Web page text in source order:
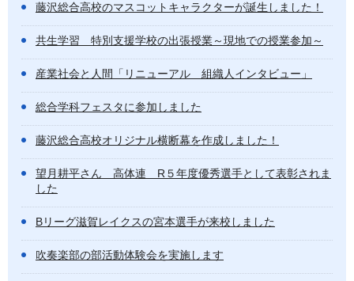
藤沢総合高校のマスコットキャラクターが誕生しました！
共生学習 特別支援学校の出張授業～現地での授業参加～
産業社会と人間「リニューアル 組織人インタビュー」
総合学科フェスタに参加しました
藤沢総合高校オリジナル横断幕を作成しました！
望月耕平さん 高体連 R５年度優秀選手として表彰されま
した
Bリーグ滋賀レイクスの宮本選手が来校しました
吹奏楽部の部活動体験会を実施します